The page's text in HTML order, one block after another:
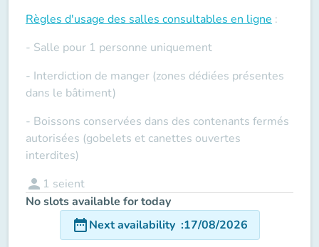
Règles d'usage des salles consultables en ligne :
- Salle pour 1 personne uniquement
- Interdiction de manger (zones dédiées présentes
dans le bâtiment)
- Boissons conservées dans des contenants fermés
autorisées (gobelets et canettes ouvertes
interdites)
person 1 seient
No slots available for today
date_rangeNext availability :17/08/2026